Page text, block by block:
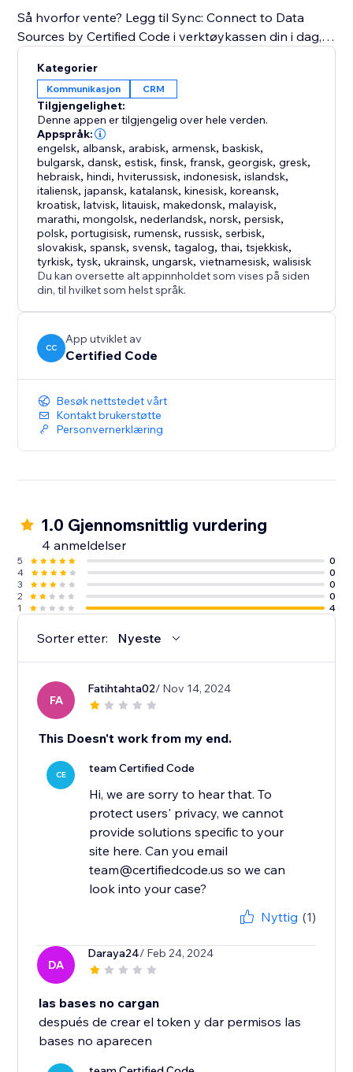
Så hvorfor vente? Legg til Sync: Connect to Data
Sources by Certified Code i verktøykassen din i dag,
Kategorier
Kommunikasjon CRM
Tilgjengelighet:
Denne appen er tilgjengelig over hele verden.
Appspråk:
engelsk, albansk, arabisk, armensk,baskisk,
bulgarsk,dansk,estisk,finsk,fransk,georgisk,gresk,
hebraisk,hindi,hviterussisk,indonesisk,islandsk,
italiensk,japansk,katalansk,kinesisk,koreansk,
kroatisk,latvisk,litauisk,makedonsk,malayisk,
marathi,mongolsk,nederlandsk,norsk,persisk,
polsk,portugisisk,rumensk,russisk,serbisk,
slovakisk,spansk,svensk,tagalog,thai,tsjekkisk,
tyrkisk,tysk,ukrainsk,ungarsk,vietnamesisk,walisisk
Du kan oversette alt appinnholdet som vises på siden
din, til hvilket som helst språk.
CC
App utviklet av
Certified Code
Besøk nettstedet vårt
Kontakt brukerstøtte
Personvernerklæring
1.0 Gjennomsnittlig vurdering
4 anmeldelser
5
0
4
0
3
0
2
0
1
4
Sorter etter: Nyeste
FA
Fatihtahta02/ Nov 14, 2024
This Doesn't work from my end.
CE team Certified Code
Hi, we are sorry to hear that. To
protect users' privacy, we cannot
provide solutions specific to your
site here. Can you email
team@certifiedcode.us so we can
look into your case?
Nyttig (1)
DA
Daraya24/ Feb 24, 2024
las bases no cargan
después de crear el token y dar permisos las
bases no aparecen